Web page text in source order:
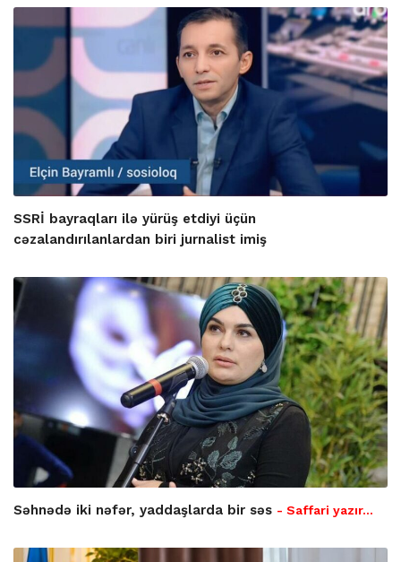
SSRİ bayraqları ilə yürüş etdiyi üçün
cəzalandırılanlardan biri jurnalist imiş
Səhnədə iki nəfər, yaddaşlarda bir səs - Saffari yazır…